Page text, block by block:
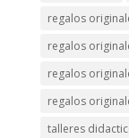
regalos
regalos
regalos
regalos
talleres